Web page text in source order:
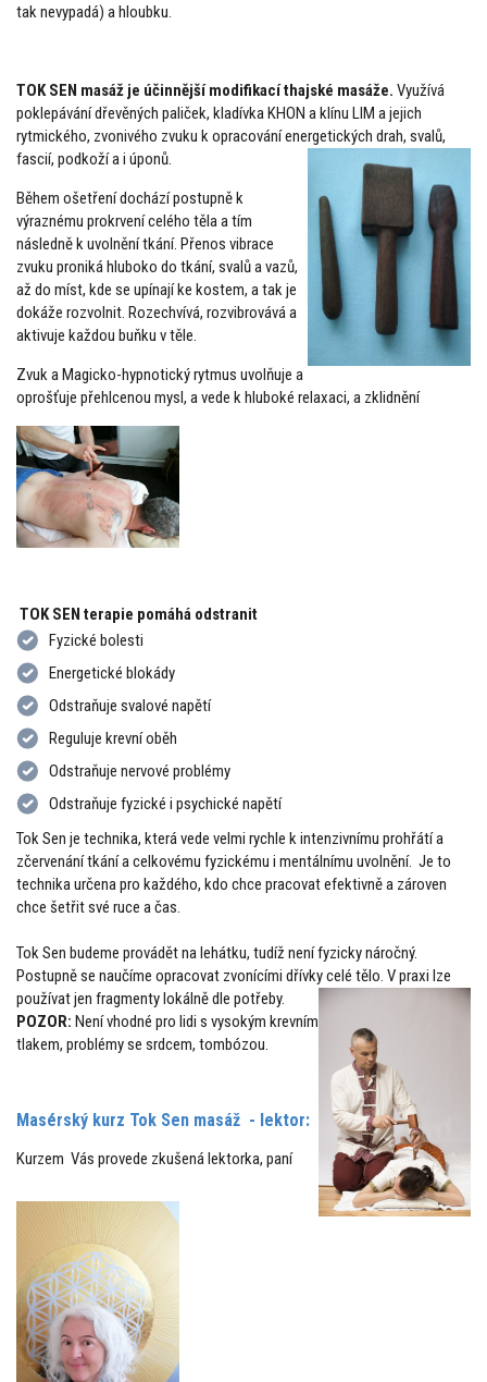
tak nevypadá) a hloubku.
TOK SEN masáž je účinnější modifikací thajské masáže. Využívá
poklepávání dřevěných paliček, kladívka KHON a klínu LIM a jejich
rytmického, zvonivého zvuku k opracování energetických drah, svalů,
fascií, podkoží a i úponů.
Během ošetření dochází postupně k
výraznému prokrvení celého těla a tím
následně k uvolnění tkání. Přenos vibrace
zvuku proniká hluboko do tkání, svalů a vazů,
až do míst, kde se upínají ke kostem, a tak je
dokáže rozvolnit. Rozechvívá, rozvibrovává a
aktivuje každou buňku v těle.
Zvuk a Magicko-hypnotický rytmus uvolňuje a
oprošťuje přehlcenou mysl, a vede k hluboké relaxaci, a zklidnění
TOK SEN terapie pomáhá odstranit
Fyzické bolesti
Energetické blokády
Odstraňuje svalové napětí
Reguluje krevní oběh
Odstraňuje nervové problémy
Odstraňuje fyzické i psychické napětí
Tok Sen je technika, která vede velmi rychle k intenzivnímu prohřátí a
zčervenání tkání a celkovému fyzickému i mentálnímu uvolnění. Je to
technika určena pro každého, kdo chce pracovat efektivně a zároven
chce šetřit své ruce a čas.
Tok Sen budeme provádět na lehátku, tudíž není fyzicky náročný.
Postupně se naučíme opracovat zvonícími dřívky celé tělo. V praxi lze
používat jen fragmenty lokálně dle potřeby.
POZOR: Není vhodné pro lidi s vysokým krevním
tlakem, problémy se srdcem, tombózou.
Masérský kurz Tok Sen masáž - lektor:
Kurzem Vás provede zkušená lektorka, paní